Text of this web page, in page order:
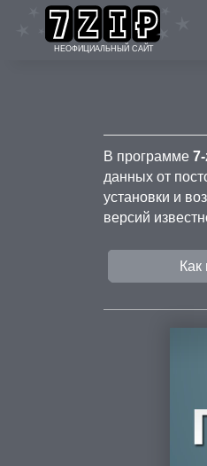
НЕОФИЦИАЛЬНЫЙ САЙТ
В программе
данных от
установки и
версий
Как